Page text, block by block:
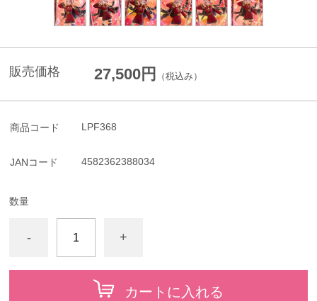
販売価格 27,500円 （税込み）
商品コード LPF368
JANコード 4582362388034
数量
- +
カートに入れる